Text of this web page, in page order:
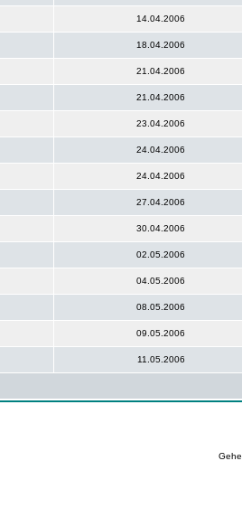
14.04.2006
18.04.2006
21.04.2006
21.04.2006
23.04.2006
24.04.2006
24.04.2006
27.04.2006
30.04.2006
02.05.2006
04.05.2006
08.05.2006
09.05.2006
11.05.2006